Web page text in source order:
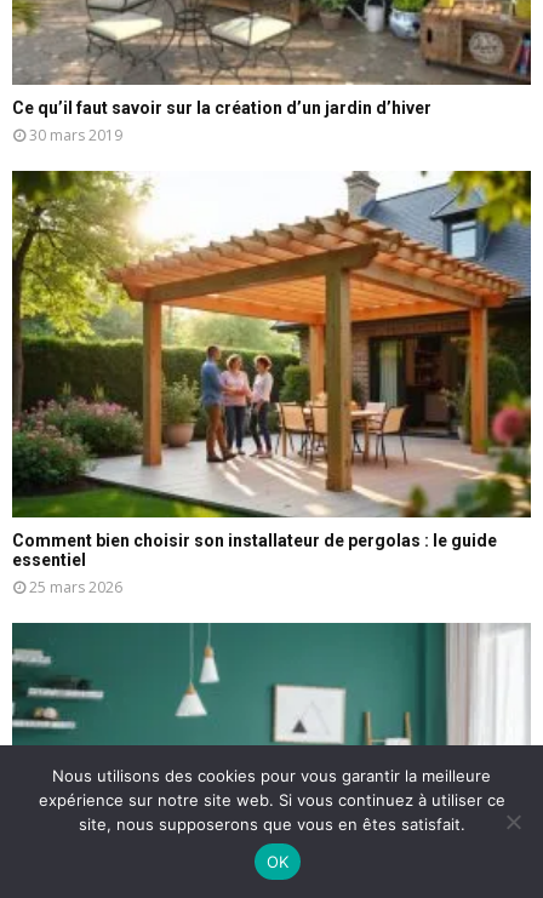
Ce qu’il faut savoir sur la création d’un jardin d’hiver
30 mars 2019
Comment bien choisir son installateur de pergolas : le guide
essentiel
25 mars 2026
Nous utilisons des cookies pour vous garantir la meilleure
expérience sur notre site web. Si vous continuez à utiliser ce
site, nous supposerons que vous en êtes satisfait.
OK